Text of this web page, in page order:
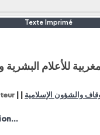
Texte Imprimé
للأعلام
والشؤون الإسلامية